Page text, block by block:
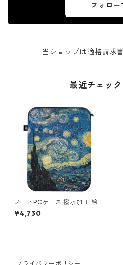
フォロー
当ショップは適格請求
最近チェッ
ノートPCケース 撥水加工 絵画
LOQI Recycled Lap Top Slee
ve13' ローキー ラップトップ
¥4,730